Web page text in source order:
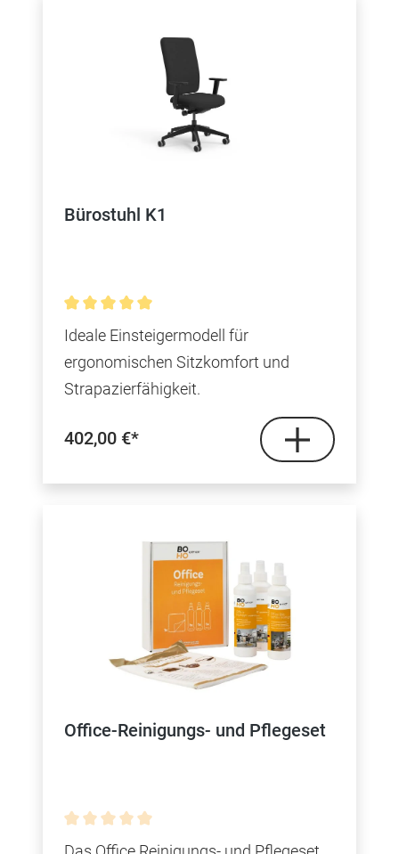
Bürostuhl K1
Durchschnittliche Bewertung von 5 von 5
Ideale Einsteigermodell für
ergonomischen Sitzkomfort und
Strapazierfähigkeit.
402,00 €*
Office-Reinigungs- und Pflegeset
Durchschnittliche Bewertung von 0 von 5